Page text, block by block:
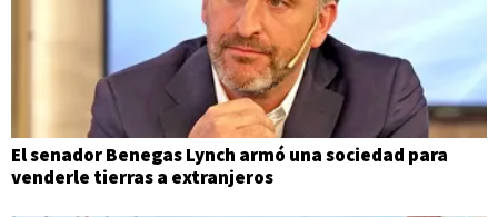
El senador Benegas Lynch armó una sociedad para
venderle tierras a extranjeros